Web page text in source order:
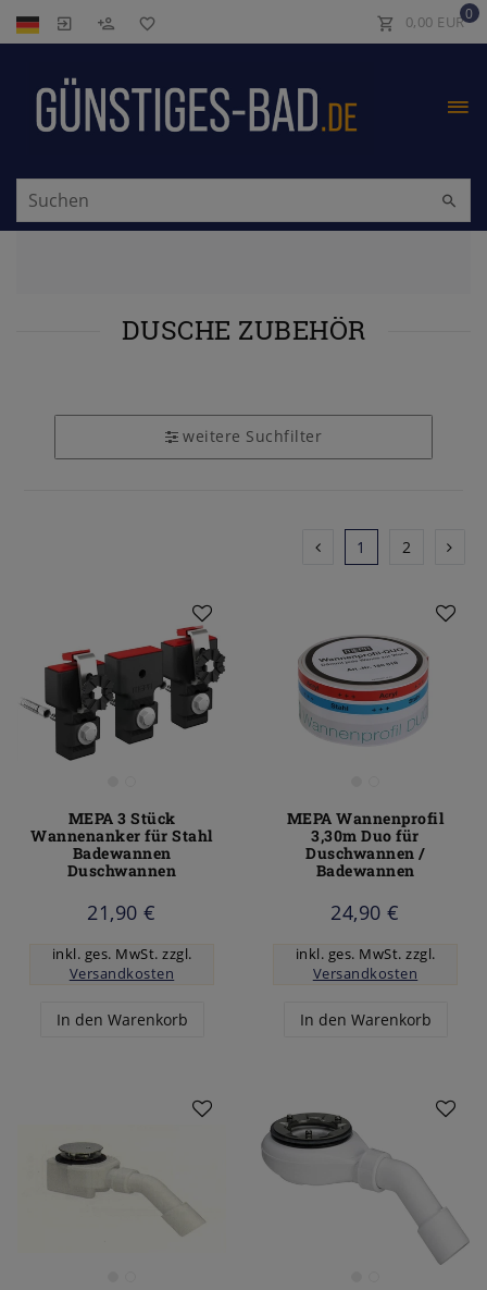
0
0,00 EUR
DUSCHE ZUBEHÖR
weitere Suchfilter
1 2
MEPA 3 Stück
Wannenanker für Stahl
Badewannen
Duschwannen
21,90 €
inkl. ges. MwSt. zzgl.
Versandkosten
In den Warenkorb
MEPA Wannenprofil
3,30m Duo für
Duschwannen /
Badewannen
24,90 €
inkl. ges. MwSt. zzgl.
Versandkosten
In den Warenkorb